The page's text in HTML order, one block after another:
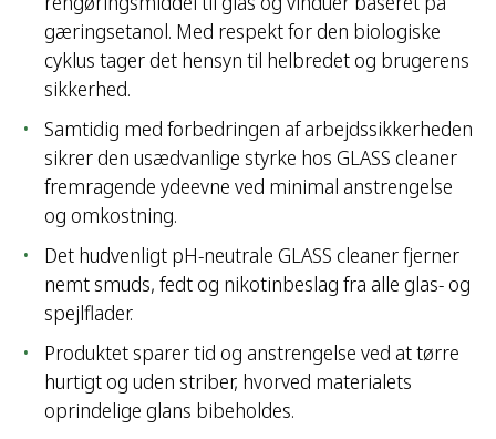
gæringsetanol. Med respekt for den biologiske
cyklus tager det hensyn til helbredet og brugerens
sikkerhed.
Samtidig med forbedringen af arbejdssikkerheden
sikrer den usædvanlige styrke hos GLASS cleaner
fremragende ydeevne ved minimal anstrengelse
og omkostning.
Det hudvenligt pH-neutrale GLASS cleaner fjerner
nemt smuds, fedt og nikotinbeslag fra alle glas- og
spejlflader.
Produktet sparer tid og anstrengelse ved at tørre
hurtigt og uden striber, hvorved materialets
oprindelige glans bibeholdes.